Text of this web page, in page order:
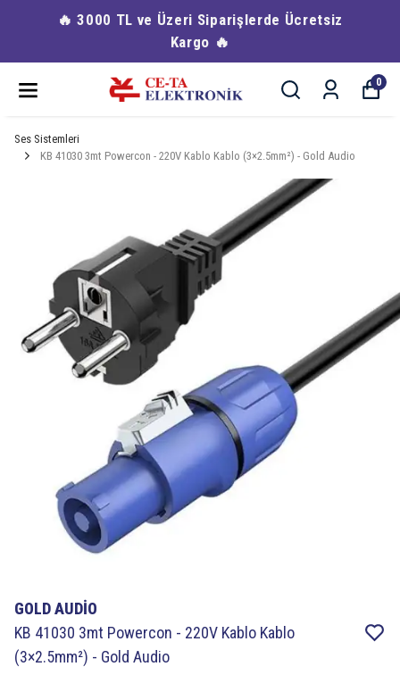
🔥 3000 TL ve Üzeri Siparişlerde Ücretsiz
Kargo 🔥
0
Ses Sistemleri
KB 41030 3mt Powercon - 220V Kablo Kablo (3×2.5mm²) - Gold Audio
GOLD AUDİO
KB 41030 3mt Powercon - 220V Kablo Kablo
(3×2.5mm²) - Gold Audio